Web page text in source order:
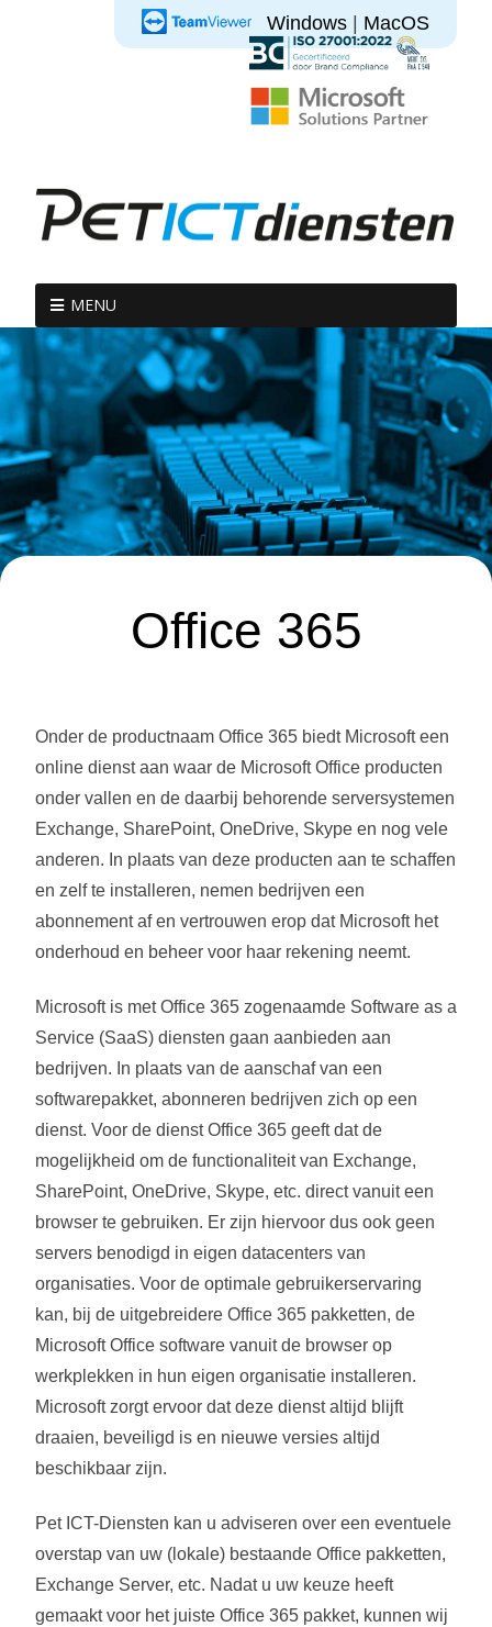
Windows MacOS
MENU
Office 365
Onder de productnaam Office 365 biedt Microsoft een
online dienst aan waar de Microsoft Office producten
onder vallen en de daarbij behorende serversystemen
Exchange, SharePoint, OneDrive, Skype en nog vele
anderen. In plaats van deze producten aan te schaffen
en zelf te installeren, nemen bedrijven een
abonnement af en vertrouwen erop dat Microsoft het
onderhoud en beheer voor haar rekening neemt.
Microsoft is met Office 365 zogenaamde Software as a
Service (SaaS) diensten gaan aanbieden aan
bedrijven. In plaats van de aanschaf van een
softwarepakket, abonneren bedrijven zich op een
dienst. Voor de dienst Office 365 geeft dat de
mogelijkheid om de functionaliteit van Exchange,
SharePoint, OneDrive, Skype, etc. direct vanuit een
browser te gebruiken. Er zijn hiervoor dus ook geen
servers benodigd in eigen datacenters van
organisaties. Voor de optimale gebruikerservaring
kan, bij de uitgebreidere Office 365 pakketten, de
Microsoft Office software vanuit de browser op
werkplekken in hun eigen organisatie installeren.
Microsoft zorgt ervoor dat deze dienst altijd blijft
draaien, beveiligd is en nieuwe versies altijd
beschikbaar zijn.
Pet ICT-Diensten kan u adviseren over een eventuele
overstap van uw (lokale) bestaande Office pakketten,
Exchange Server, etc. Nadat u uw keuze heeft
gemaakt voor het juiste Office 365 pakket, kunnen wij